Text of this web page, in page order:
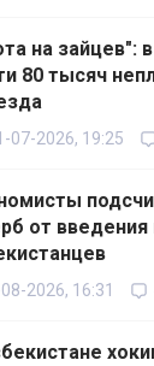
на зайцев":
80 тысяч
07-2026, 19:25
от введения
2026, 16:31